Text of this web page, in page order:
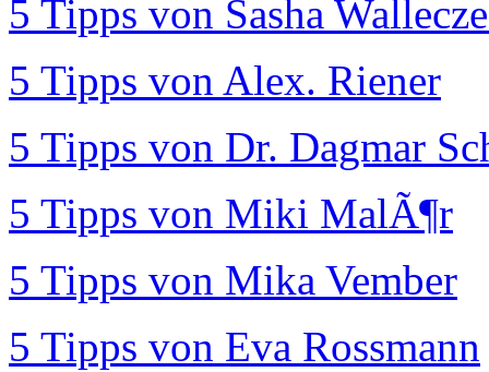
5 Tipps von Sasha
5 Tipps von Alex. Riener
5 Tipps von Dr. Dagmar
5 Tipps von Miki MalÃ¶r
5 Tipps von Mika Vember
5 Tipps von Eva Rossmann